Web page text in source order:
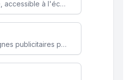
Transformez votre activité avec une boutique en ligne, accessible à l'échelle mondiale 24/7.
Attirez des clients ciblés rapidement avec des campagnes publicitaires payantes optimisées pour vos objectifs.